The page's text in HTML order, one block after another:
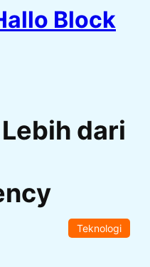
Block
dari
Teknologi